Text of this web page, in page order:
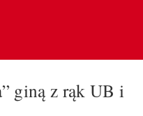
giną z rąk UB i